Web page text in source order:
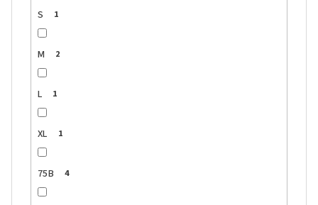
S 1
M 2
L 1
XL 1
75B 4